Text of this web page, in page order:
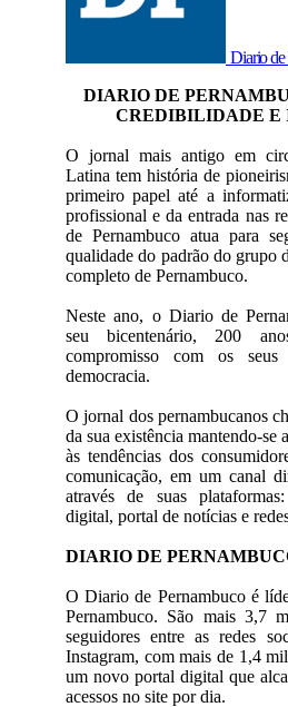
Diario de
DIARIO DE
CREDIBILIDADE E
O jornal mais antigo em
Latina tem história de
primeiro papel até a
profissional e da entrada nas
de Pernambuco atua para
qualidade do padrão do grupo
completo de Pernambuco.
Neste ano, o Diario de
seu bicentenário, 200
compromisso com os
democracia.
O jornal dos pernambucanos
da sua existência mantendo-se
às tendências dos
comunicação, em um canal
através de suas
digital, portal de notícias e
DIARIO DE
O Diario de Pernambuco é
Pernambuco. São mais 3,7
seguidores entre as redes
Instagram, com mais de 1,4
um novo portal digital que
acessos no site por dia.